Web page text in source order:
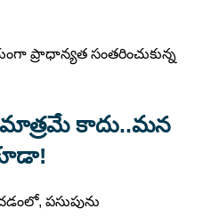
ప్రాధాన్యత సంతరించుకున్న
మాత్రమే కాదు..మన
పసుపును